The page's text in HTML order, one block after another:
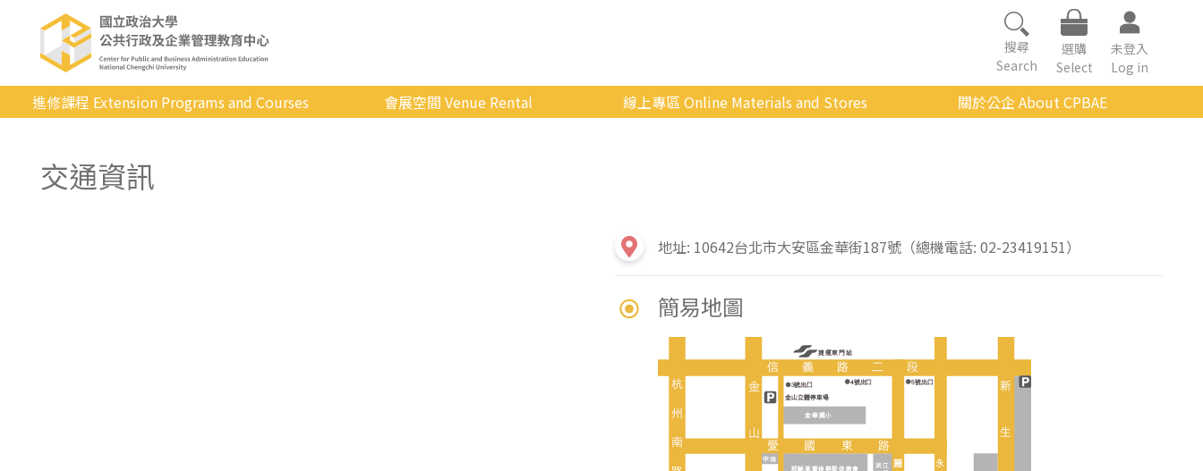
搜尋
Search
選購
Select
未登入
Log in
進修課程 Extension Programs and Courses
專業/學分
會展空間 Venue Rental
線上專區 Online Materials and Stores
關於公企 About CPBAE
傳承與延續
影音公企
交通資訊
地址: 10642台北市大安區金華街187號（總機電話: 02-23419151）
簡易地圖